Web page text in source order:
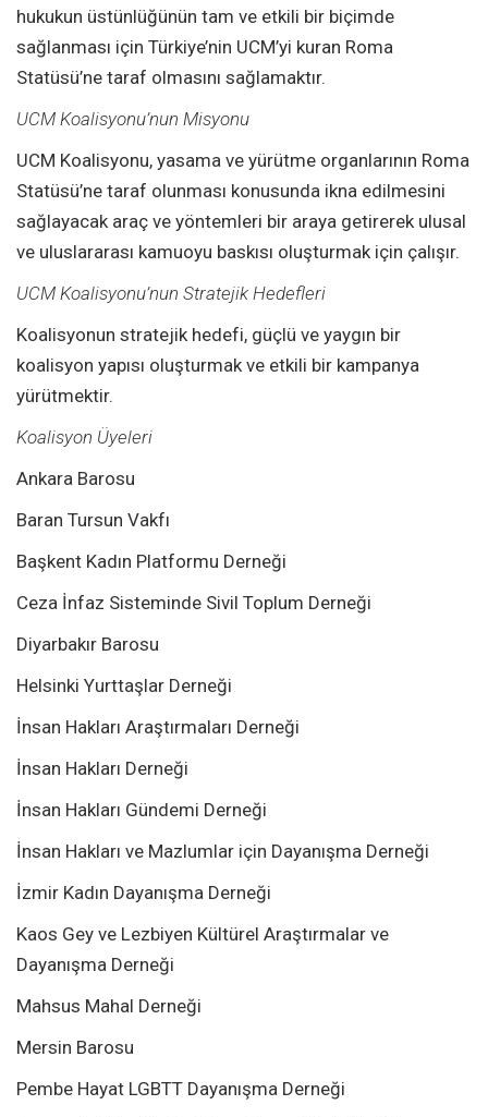
hukukun üstünlüğünün tam ve etkili bir biçimde
sağlanması için Türkiye’nin UCM’yi kuran Roma
Statüsü’ne taraf olmasını sağlamaktır.
UCM Koalisyonu’nun Misyonu
UCM Koalisyonu, yasama ve yürütme organlarının Roma
Statüsü’ne taraf olunması konusunda ikna edilmesini
sağlayacak araç ve yöntemleri bir araya getirerek ulusal
ve uluslararası kamuoyu baskısı oluşturmak için çalışır.
UCM Koalisyonu’nun Stratejik Hedefleri
Koalisyonun stratejik hedefi, güçlü ve yaygın bir
koalisyon yapısı oluşturmak ve etkili bir kampanya
yürütmektir.
Koalisyon Üyeleri
Ankara Barosu
Baran Tursun Vakfı
Başkent Kadın Platformu Derneği
Ceza İnfaz Sisteminde Sivil Toplum Derneği
Diyarbakır Barosu
Helsinki Yurttaşlar Derneği
İnsan Hakları Araştırmaları Derneği
İnsan Hakları Derneği
İnsan Hakları Gündemi Derneği
İnsan Hakları ve Mazlumlar için Dayanışma Derneği
İzmir Kadın Dayanışma Derneği
Kaos Gey ve Lezbiyen Kültürel Araştırmalar ve
Dayanışma Derneği
Mahsus Mahal Derneği
Mersin Barosu
Pembe Hayat LGBTT Dayanışma Derneği